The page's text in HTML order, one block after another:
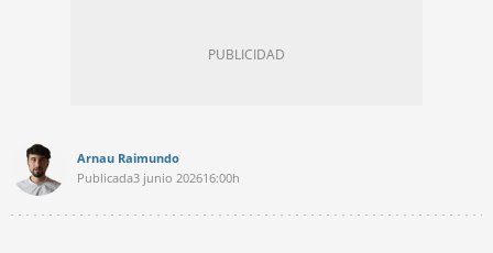
Arnau Raimundo
Publicada3 junio 202616:00h